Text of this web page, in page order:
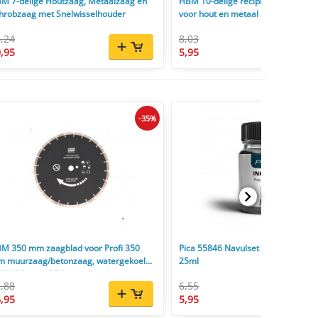
met Snelwisselhouder
voor hout en metaal
8,03
5,95
350 mm zaagblad voor Profi 350
muurzaag/betonzaag, watergekoeld,
3 mm, 25,4 mm, voor beton en
-35%
Pica 55846 Navulset Ink & BIG Ink
25ml
6,55
5,95